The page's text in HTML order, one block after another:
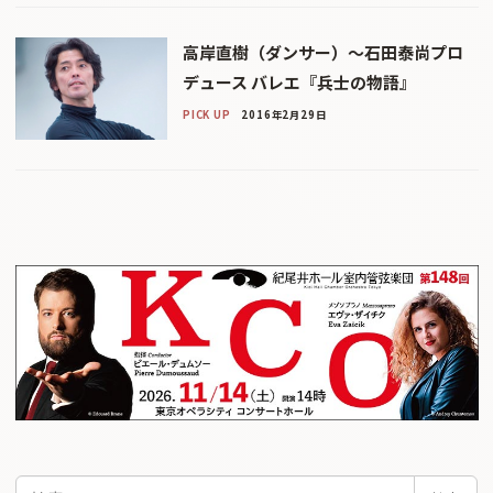
高岸直樹（ダンサー）〜石田泰尚プロ
デュース バレエ『兵士の物語』
PICK UP 2016年2月29日
検